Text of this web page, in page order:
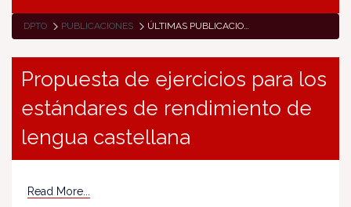
DPTO PUBLICACIONES ÚLTIMAS PUBLICACIONES
Propuesta de ejercicios para los
estándares de rendimiento de
lengua castellana
Read More...